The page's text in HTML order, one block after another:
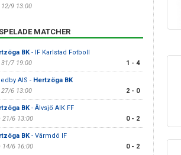
9 13:00
SPELADE MATCHER
BK- IF Karlstad Fotboll
31/7 19:00
1 - 4
AIS - Hertzöga BK
6 13:00
2 - 0
BK- Älvsjö AIK FF
21/6 13:00
0 - 2
BK- Värmdö IF
14/6 16:00
0 - 2